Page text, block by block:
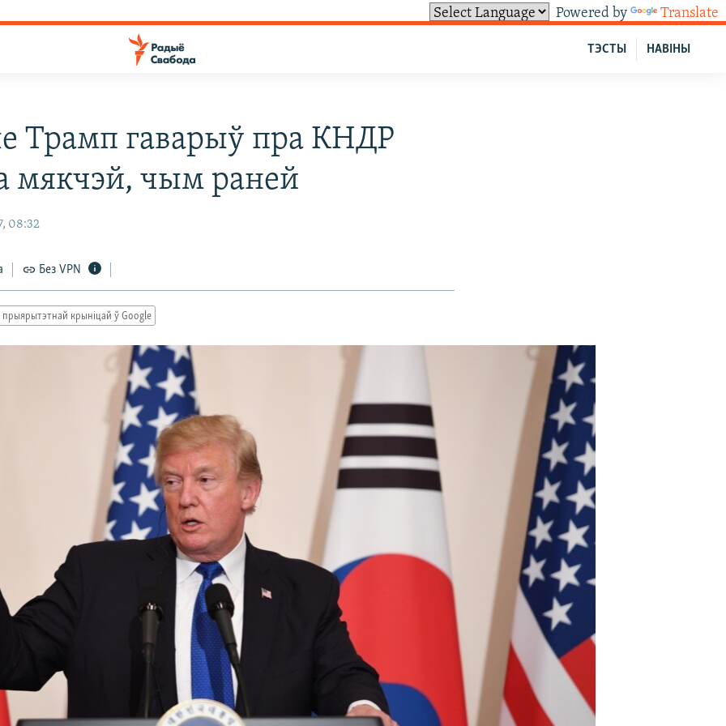
Powered by Translate
НАВІНЫ
ТЭСТЫ
Трамп гаварыў пра КНДР
мякчэй, чым раней
08:32
Без VPN
прыярытэтнай крыніцай ў Google